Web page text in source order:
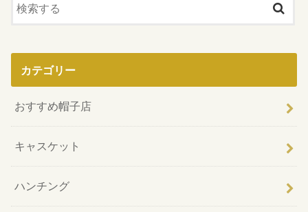
カテゴリー
おすすめ帽子店
キャスケット
ハンチング